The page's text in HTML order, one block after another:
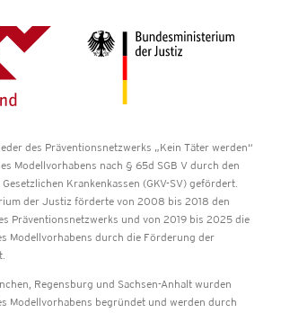
des Präventionsnetzwerks „Kein Täter werden“
Modellvorhabens nach § 65d SGB V durch den
Krankenkassen (GKV-SV) gefördert.
der Justiz förderte von 2008 bis 2018 den
Präventionsnetzwerks und von 2019 bis 2025 die
Modellvorhabens durch die Förderung der
Regensburg und Sachsen-Anhalt wurden
Modellvorhabens begründet und werden durch